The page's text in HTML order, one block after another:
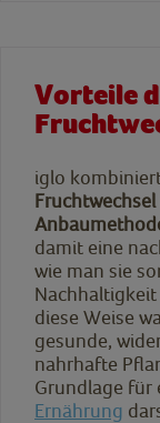
Vorteile
iglo
Fruchtwechsel
damit eine
wie man sie
diese Weise
gesunde,
nahrhafte
Grundlage für
Ernährung